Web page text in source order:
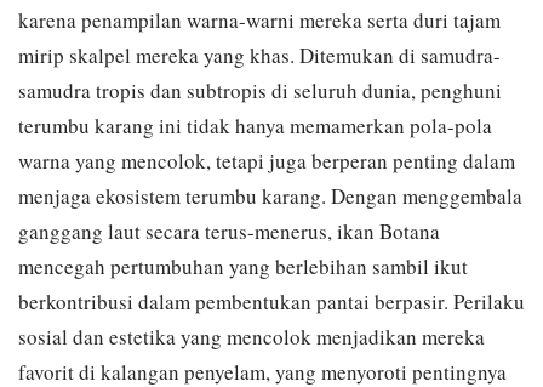
karena penampilan warna-warni mereka serta duri tajam
mirip skalpel mereka yang khas. Ditemukan di samudra-
samudra tropis dan subtropis di seluruh dunia, penghuni
terumbu karang ini tidak hanya memamerkan pola-pola
warna yang mencolok, tetapi juga berperan penting dalam
menjaga ekosistem terumbu karang. Dengan menggembala
ganggang laut secara terus-menerus, ikan Botana
mencegah pertumbuhan yang berlebihan sambil ikut
berkontribusi dalam pembentukan pantai berpasir. Perilaku
sosial dan estetika yang mencolok menjadikan mereka
favorit di kalangan penyelam, yang menyoroti pentingnya